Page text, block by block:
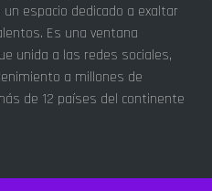
un espacio dedicado a exaltar
Es una ventana
unida a las redes sociales,
a millones de
de 12 países del continente